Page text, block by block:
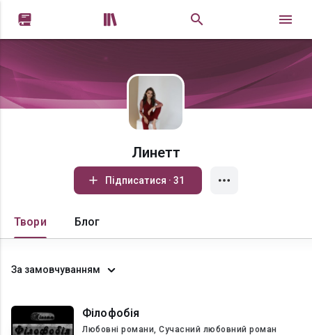
 
Линетт
Підписатися · 31
Твори Блог
За замовчуванням
Філофобія
Любовні романи, Сучасний любовний роман